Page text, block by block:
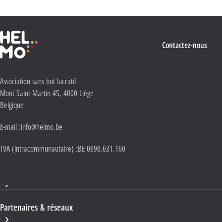
Haute École Libre Mosane
Contactez-nous
Adresse :
Association sans but lucratif
Mont Saint-Martin 45, 4000 Liège
Belgique
E-mail :info@helmo.be
TVA (intracommunautaire) :BE 0898.631.160
Partenaires & réseaux